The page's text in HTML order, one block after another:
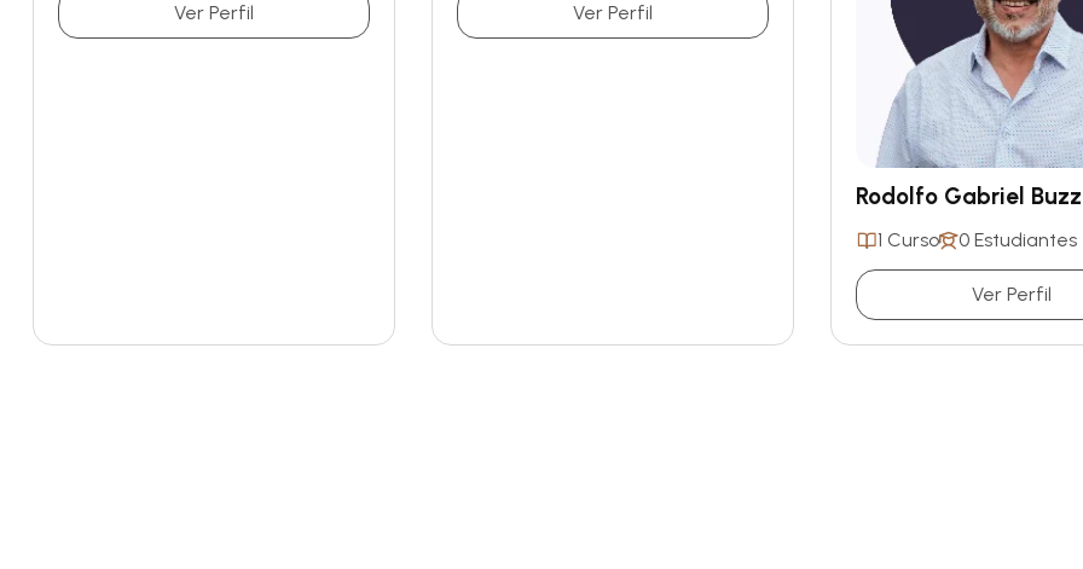
Ver Perfil Ver Perfil
Rodolfo Gabriel
1 Curso 0 Estudiantes
Ver Perfil